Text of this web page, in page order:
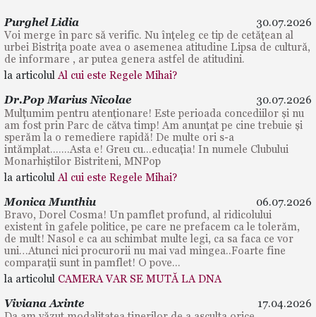
Purghel Lidia
30.07.2026
Voi merge în parc să verific. Nu înțeleg ce tip de cetățean al
urbei Bistrița poate avea o asemenea atitudine Lipsa de cultură,
de informare , ar putea genera astfel de atitudini.
la articolul Al cui este Regele Mihai?
Dr.Pop Marius Nicolae
30.07.2026
Mulțumim pentru atenționare! Este perioada concediilor și nu
am fost prin Parc de cătva timp! Am anunțat pe cine trebuie și
sperăm la o remediere rapidă! De multe ori s-a
intămplat.......Asta e! Greu cu...educația! In numele Clubului
Monarhiștilor Bistriteni, MNPop
la articolul Al cui este Regele Mihai?
Monica Munthiu
06.07.2026
Bravo, Dorel Cosma! Un pamflet profund, al ridicolului
existent în gafele politice, pe care ne prefacem ca le tolerăm,
de mult! Nasol e ca au schimbat multe legi, ca sa faca ce vor
uni…Atunci nici procurorii nu mai vad mingea..Foarte fine
comparații sunt in pamflet! O pove...
la articolul CAMERA VAR SE MUTĂ LA DNA
Viviana Axinte
17.04.2026